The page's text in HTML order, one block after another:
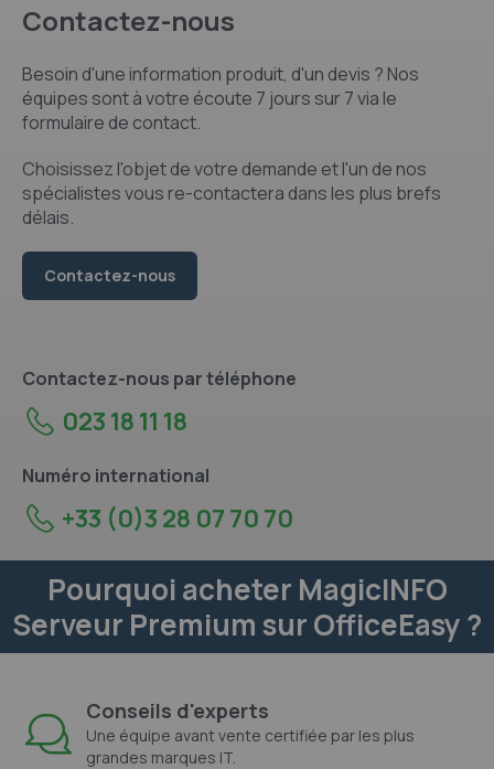
Contactez-nous
Besoin d'une information produit, d'un devis ? Nos
équipes sont à votre écoute 7 jours sur 7 via le
formulaire de contact.
Choisissez l'objet de votre demande et l'un de nos
spécialistes vous re-contactera dans les plus brefs
délais.
Contactez-nous
Contactez-nous par téléphone
023 18 11 18
Numéro international
+33 (0)3 28 07 70 70
Pourquoi acheter MagicINFO
Serveur Premium sur OfficeEasy ?
Conseils d'experts
Une équipe avant vente certifiée par les plus
grandes marques IT.